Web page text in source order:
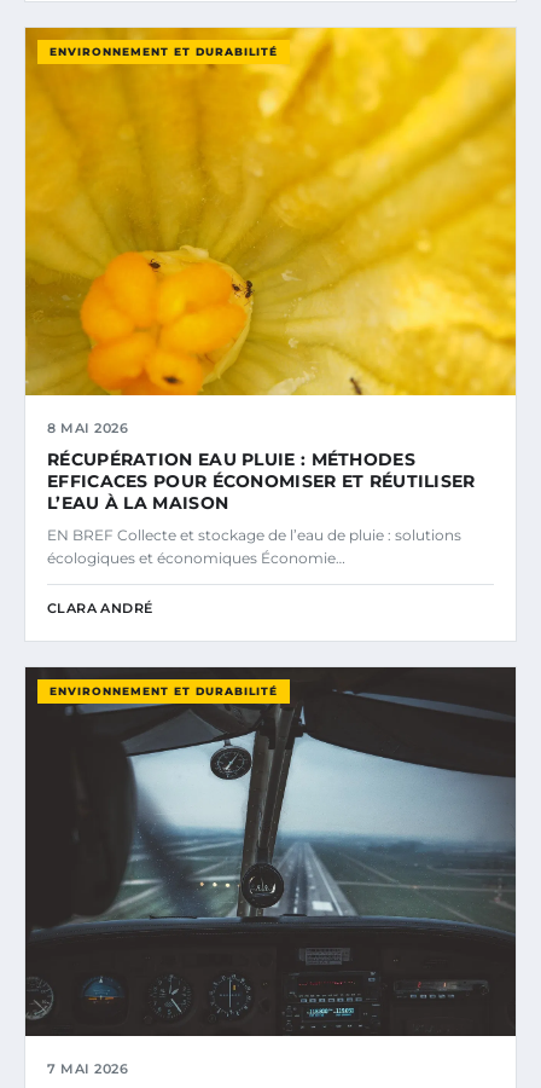
ENVIRONNEMENT ET DURABILITÉ
8 MAI 2026
RÉCUPÉRATION EAU PLUIE : MÉTHODES
EFFICACES POUR ÉCONOMISER ET RÉUTILISER
L’EAU À LA MAISON
EN BREF Collecte et stockage de l’eau de pluie : solutions
écologiques et économiques Économie…
CLARA ANDRÉ
ENVIRONNEMENT ET DURABILITÉ
7 MAI 2026